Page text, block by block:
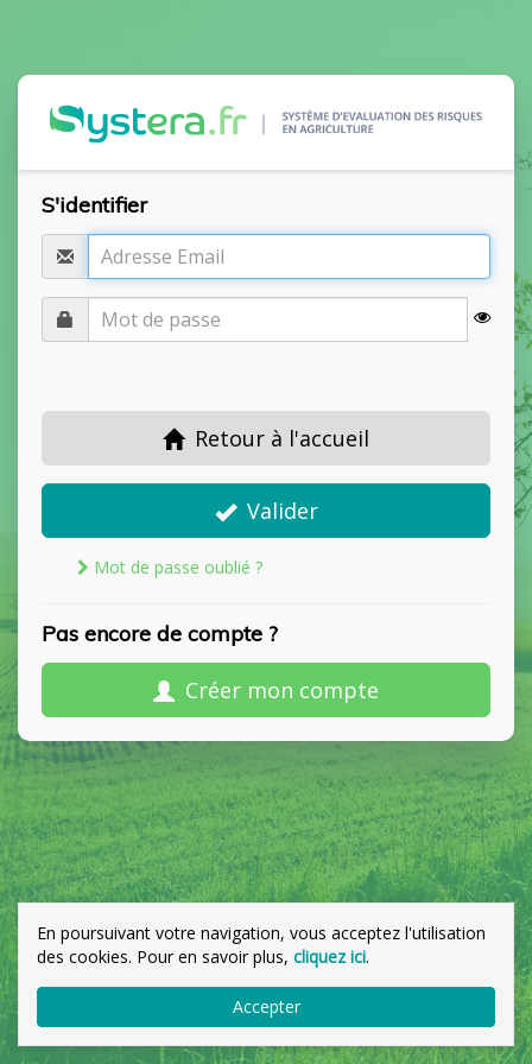
S'identifier
Retour à l'accueil
Valider
Mot de passe oublié ?
Pas encore de compte ?
Créer mon compte
En poursuivant votre navigation, vous acceptez l'utilisation
des cookies. Pour en savoir plus, cliquez ici.
Accepter